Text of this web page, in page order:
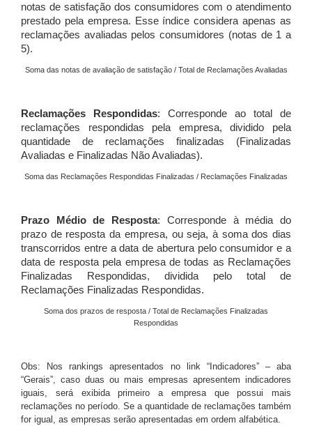
notas de satisfação dos consumidores com o atendimento
prestado pela empresa. Esse índice considera apenas as
reclamações avaliadas pelos consumidores (notas de 1 a
5).
Soma das notas de avaliação de satisfação / Total de Reclamações Avaliadas
Reclamações Respondidas: Corresponde ao total de
reclamações respondidas pela empresa, dividido pela
quantidade de reclamações finalizadas (Finalizadas
Avaliadas e Finalizadas Não Avaliadas).
Soma das Reclamações Respondidas Finalizadas / Reclamações Finalizadas
Prazo Médio de Resposta: Corresponde à média do
prazo de resposta da empresa, ou seja, à soma dos dias
transcorridos entre a data de abertura pelo consumidor e a
data de resposta pela empresa de todas as Reclamações
Finalizadas Respondidas, dividida pelo total de
Reclamações Finalizadas Respondidas.
Soma dos prazos de resposta / Total de Reclamações Finalizadas
Respondidas
Obs: Nos rankings apresentados no link “Indicadores” – aba
“Gerais”, caso duas ou mais empresas apresentem indicadores
iguais, será exibida primeiro a empresa que possui mais
reclamações no período. Se a quantidade de reclamações também
for igual, as empresas serão apresentadas em ordem alfabética.